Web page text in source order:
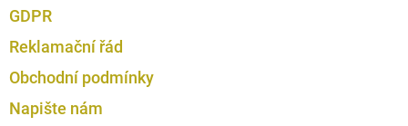
GDPR
Reklamační řád
Obchodní podmínky
Napište nám